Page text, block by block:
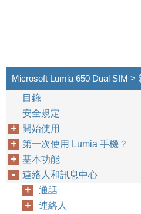
Microsoft Lumia 650 Dual SIM >
目錄
安全規定
開始使用
第一次使用 Lumia 手機？
基本功能
連絡人和訊息中心
通話
連絡人